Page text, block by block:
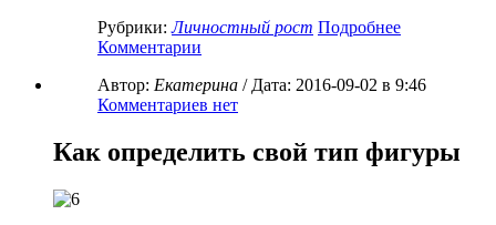
Рубрики: Личностный рост Подробнее
Комментарии
Автор: Екатерина / Дата: 2016-09-02 в 9:46
Комментариев нет
Как определить свой тип фигуры